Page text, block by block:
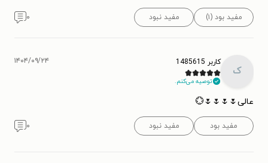
مفید بود (۱) مفید نبود ۰
ک
کاربر 1485615
توصیه می‌کنم.
۱۴۰۴/۰۹/۲۴
عالی🌷🌷🌷🌷💮
مفید بود مفید نبود ۰